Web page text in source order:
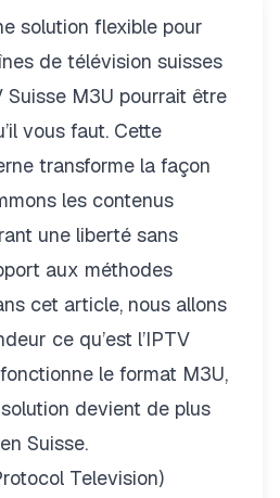
solution flexible pour
de télévision suisses
Suisse M3U pourrait être
vous faut. Cette
transforme la façon
les contenus
une liberté sans
aux méthodes
cet article, nous allons
ce qu’est l’IPTV
le format M3U,
devient de plus
Suisse.
Television)